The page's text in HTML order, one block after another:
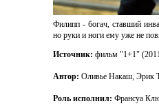
Филипп - богач, ставший
но руки и ноги ему уже не
Источник: фильм "1+1"
Автор: Оливье Накаш, Эрик
Роль исполнил: Франсуа